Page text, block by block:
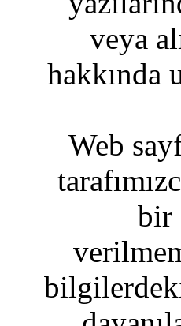
veya
hakkında
Web
bir